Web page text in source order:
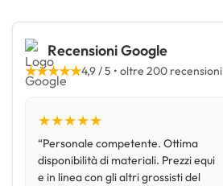
Recensioni Google
★★★★★4,9 / 5 • oltre 200 recensioni
★★★★★
“Personale competente. Ottima
disponibilità di materiali. Prezzi equi
e in linea con gli altri grossisti del